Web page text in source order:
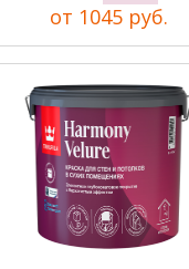
от 1045 руб.